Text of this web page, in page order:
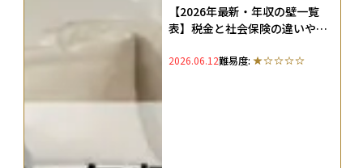
【2026年最新・年収の壁一覧
表】税金と社会保険の違いや扶
2026.06.12難易度: